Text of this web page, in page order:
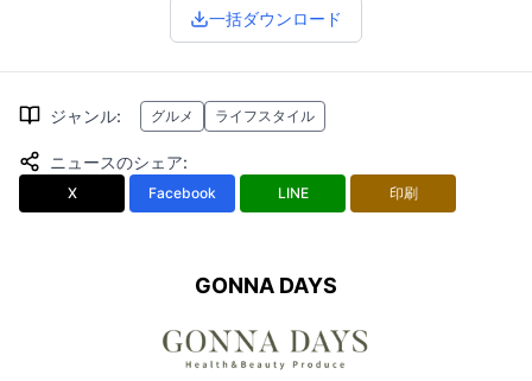
一括ダウンロード
ジャンル: グルメ ライフスタイル
ニュースのシェア:
X Facebook LINE 印刷
GONNA DAYS